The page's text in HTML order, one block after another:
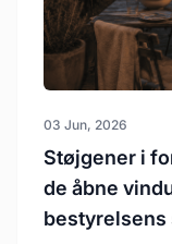
03 Jun, 2026
Støjgener i
de åbne